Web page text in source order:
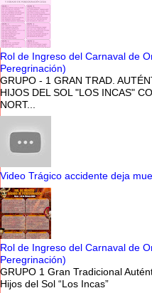
Rol de Ingreso del Carnaval de
Peregrinación)
GRUPO - 1 GRAN TRAD.
HIJOS DEL SOL "LOS INCAS"
NORT...
Video Trágico accidente deja
Rol de Ingreso del Carnaval de
Peregrinación)
GRUPO 1 Gran Tradicional
Hijos del Sol “Los